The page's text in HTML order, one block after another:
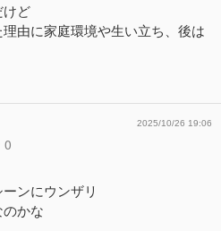
けど
由に家庭環境や生い立ち、後は
0
2025/10/26 19:06
ンにウンザリ
のかな